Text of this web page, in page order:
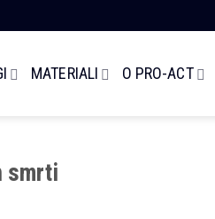
MATERIALI O PRO-ACT
smrti